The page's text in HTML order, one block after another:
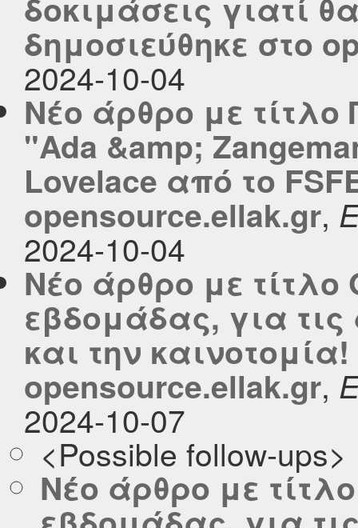
δημοσιεύθηκε στο
2024-10-04
Νέο άρθρο με τίτλο
"Ada &amp;
Lovelace από το
opensource.ellak.gr,
2024-10-04
Νέο άρθρο με τίτλο
εβδομάδας, για τις
και την
opensource.ellak.gr,
2024-10-07
<Possible follow-ups>
Νέο άρθρο με